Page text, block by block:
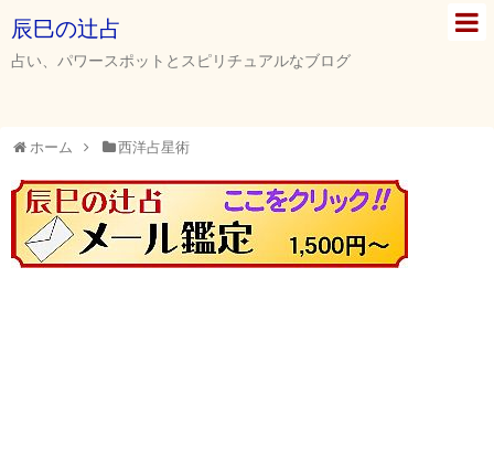
辰巳の辻占
占い、パワースポットとスピリチュアルなブログ
ホーム 西洋占星術